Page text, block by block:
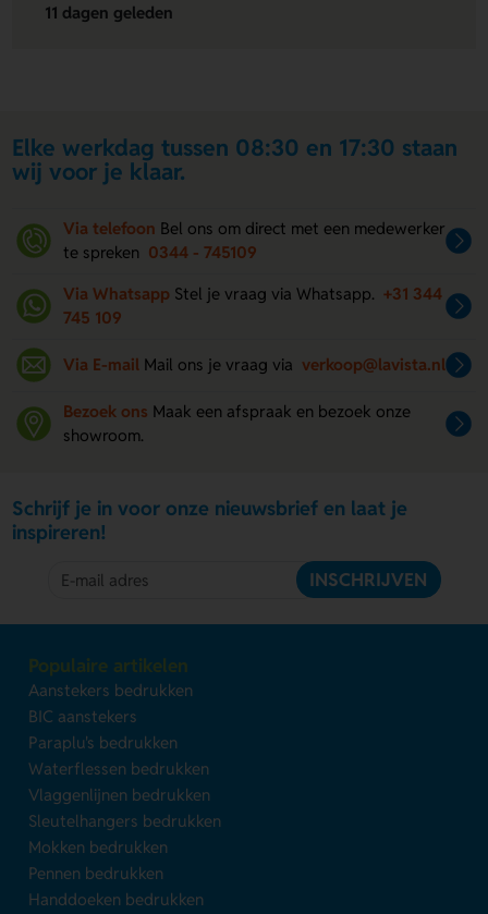
11 dagen geleden
Elke werkdag tussen 08:30 en 17:30 staan
wij voor je klaar.
Via telefoon Bel ons om direct met een medewerker
te spreken 0344 - 745109
Via Whatsapp Stel je vraag via Whatsapp. +31 344
745 109
Via E-mail Mail ons je vraag via verkoop@lavista.nl
Bezoek ons Maak een afspraak en bezoek onze
showroom.
Schrijf je in voor onze nieuwsbrief en laat je
inspireren!
INSCHRIJVEN
Populaire artikelen
Aanstekers bedrukken
BIC aanstekers
Paraplu's bedrukken
Waterflessen bedrukken
Vlaggenlijnen bedrukken
Sleutelhangers bedrukken
Mokken bedrukken
Pennen bedrukken
Handdoeken bedrukken